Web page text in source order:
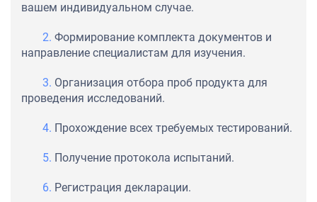
вашем индивидуальном случае.
Формирование комплекта документов и
направление специалистам для изучения.
Организация отбора проб продукта для
проведения исследований.
Прохождение всех требуемых тестирований.
Получение протокола испытаний.
Регистрация декларации.